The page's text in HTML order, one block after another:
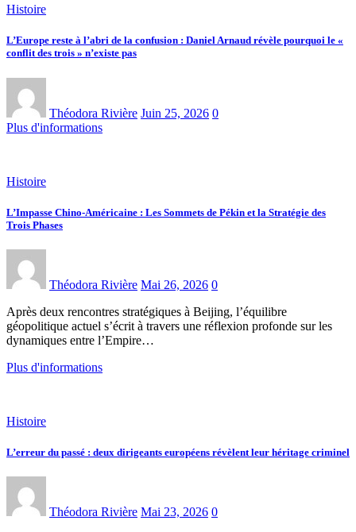
Histoire
L’Europe reste à l’abri de la confusion : Daniel Arnaud révèle pourquoi le «
conflit des trois » n’existe pas
Théodora Rivière Juin 25, 2026 0
Plus d'informations
Histoire
L’Impasse Chino-Américaine : Les Sommets de Pékin et la Stratégie des
Trois Phases
Théodora Rivière Mai 26, 2026 0
Après deux rencontres stratégiques à Beijing, l’équilibre
géopolitique actuel s’écrit à travers une réflexion profonde sur les
dynamiques entre l’Empire…
Plus d'informations
Histoire
L’erreur du passé : deux dirigeants européens révèlent leur héritage criminel
Théodora Rivière Mai 23, 2026 0